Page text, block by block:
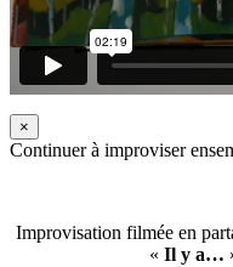
×
Continuer à improviser
Improvisation filmée en
« Il y a…